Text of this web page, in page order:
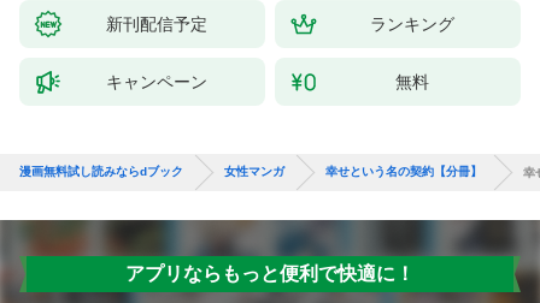
新刊配信予定 ランキング
キャンペーン 無料
漫画無料試し読みならdブック 女性マンガ 幸せという名の契約【分冊】 幸
アプリならもっと便利で快適に！